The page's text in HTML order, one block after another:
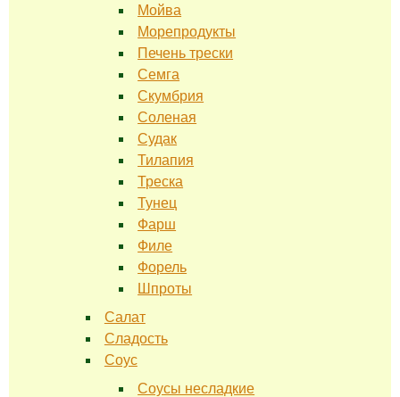
Мойва
Морепродукты
Печень трески
Семга
Скумбрия
Соленая
Судак
Тилапия
Треска
Тунец
Фарш
Филе
Форель
Шпроты
Салат
Сладость
Соус
Соусы несладкие